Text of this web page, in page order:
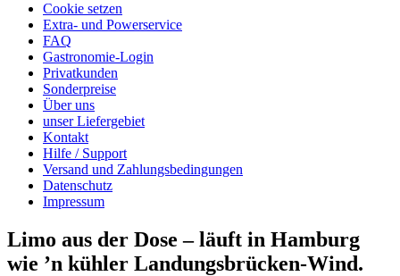
Cookie setzen
Extra- und Powerservice
FAQ
Gastronomie-Login
Privatkunden
Sonderpreise
Über uns
unser Liefergebiet
Kontakt
Hilfe / Support
Versand und Zahlungsbedingungen
Datenschutz
Impressum
Limo aus der Dose – läuft in Hamburg
wie ’n kühler Landungsbrücken‑Wind.